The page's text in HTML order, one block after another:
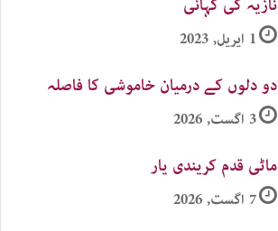
نازیہ کی کہانی
1 اپریل, 2023
دو دلوں کے درمیان خاموشی کا فاصلہ
3 اگست, 2026
ماٹی قدم کریندی یار
7 اگست, 2026